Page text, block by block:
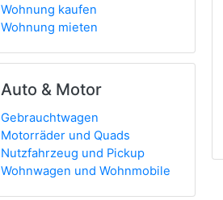
Wohnung kaufen
Wohnung mieten
Auto & Motor
Gebrauchtwagen
Motorräder und Quads
Nutzfahrzeug und Pickup
Wohnwagen und Wohnmobile